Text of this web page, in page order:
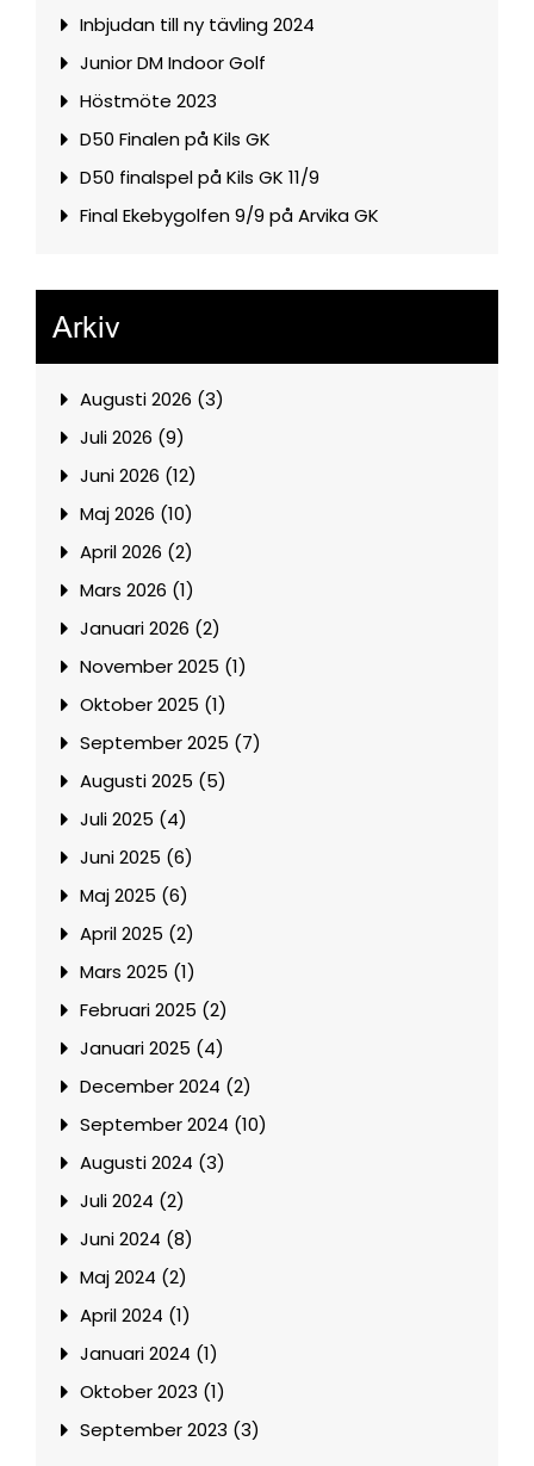
Inbjudan till ny tävling 2024
Junior DM Indoor Golf
Höstmöte 2023
D50 Finalen på Kils GK
D50 finalspel på Kils GK 11/9
Final Ekebygolfen 9/9 på Arvika GK
Arkiv
Augusti 2026 (3)
Juli 2026 (9)
Juni 2026 (12)
Maj 2026 (10)
April 2026 (2)
Mars 2026 (1)
Januari 2026 (2)
November 2025 (1)
Oktober 2025 (1)
September 2025 (7)
Augusti 2025 (5)
Juli 2025 (4)
Juni 2025 (6)
Maj 2025 (6)
April 2025 (2)
Mars 2025 (1)
Februari 2025 (2)
Januari 2025 (4)
December 2024 (2)
September 2024 (10)
Augusti 2024 (3)
Juli 2024 (2)
Juni 2024 (8)
Maj 2024 (2)
April 2024 (1)
Januari 2024 (1)
Oktober 2023 (1)
September 2023 (3)